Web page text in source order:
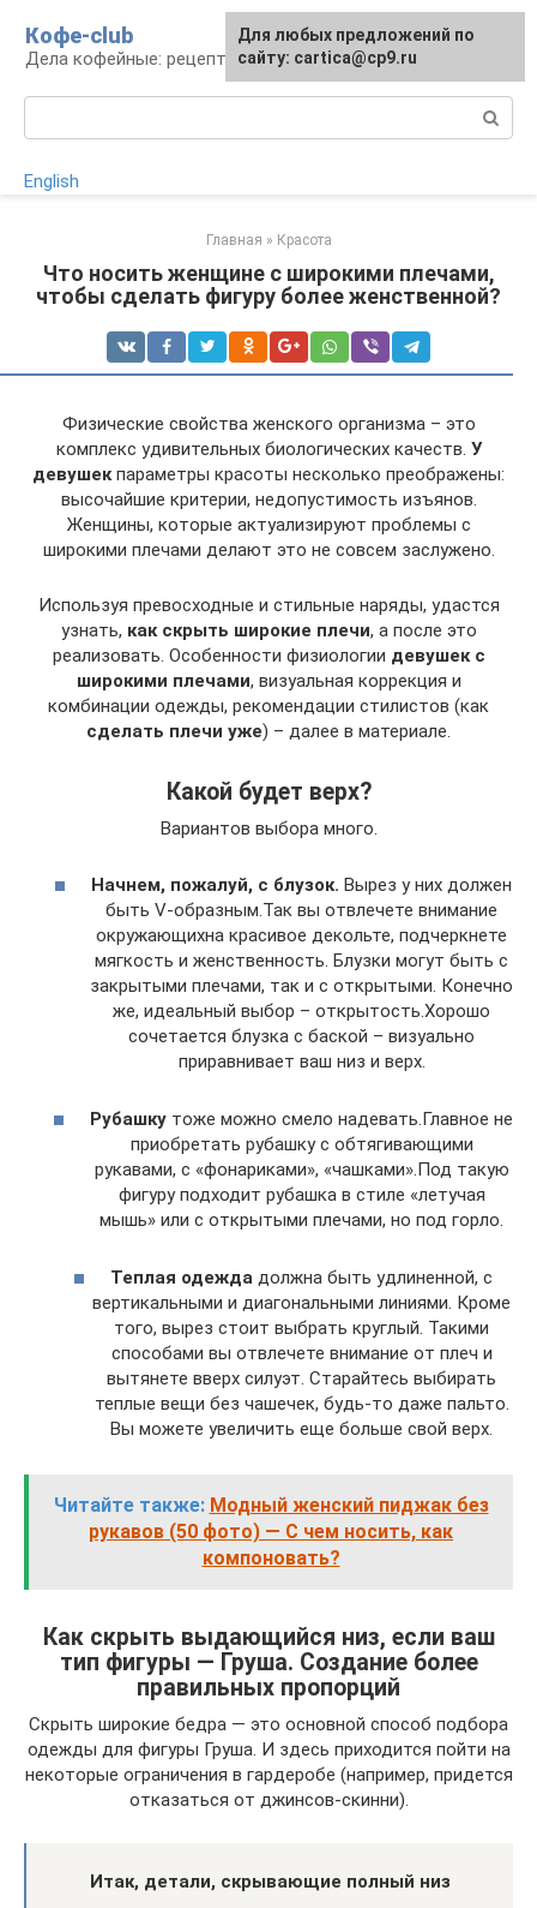
контенту
Кофе-club
Дела кофейные: рецепты и приготовление
English
Главная » Красота
Что носить женщине с широкими плечами,
чтобы сделать фигуру более женственной?
Физические свойства женского организма – это
комплекс удивительных биологических качеств. У
девушекпараметры красоты несколько преображены:
высочайшие критерии, недопустимость изъянов.
Женщины, которые актуализируют проблемы с
широкими плечами делают это не совсем заслужено.
Используя превосходные и стильные наряды, удастся
узнать, как скрыть широкие плечи, а после это
реализовать. Особенности физиологии девушек с
широкими плечами, визуальная коррекция и
комбинации одежды, рекомендации стилистов (как
сделать плечи уже) – далее в материале.
Какой будет верх?
Вариантов выбора много.
Начнем, пожалуй, с блузок. Вырез у них должен
быть V-образным.Так вы отвлечете внимание
окружающихна красивое декольте, подчеркнете
мягкость и женственность. Блузки могут быть с
закрытыми плечами, так и с открытыми. Конечно
же, идеальный выбор – открытость.Хорошо
сочетается блузка с баской – визуально
приравнивает ваш низ и верх.
Рубашку тоже можно смело надевать.Главное не
приобретать рубашку с обтягивающими
рукавами, с «фонариками», «чашками».Под такую
фигуру подходит рубашка в стиле «летучая
мышь» или с открытыми плечами, но под горло.
Теплая одежда должна быть удлиненной, с
вертикальными и диагональными линиями. Кроме
того, вырез стоит выбрать круглый. Такими
способами вы отвлечете внимание от плеч и
вытянете вверх силуэт. Старайтесь выбирать
теплые вещи без чашечек, будь-то даже пальто.
Вы можете увеличить еще больше свой верх.
Читайте также: Модный женский пиджак без
рукавов (50 фото) — С чем носить, как
компоновать?
Как скрыть выдающийся низ, если ваш
тип фигуры — Груша. Создание более
правильных пропорций
Скрыть широкие бедра — это основной способ подбора
одежды для фигуры Груша. И здесь приходится пойти на
некоторые ограничения в гардеробе (например, придется
отказаться от джинсов-скинни).
Итак, детали, скрывающие полный низ
Для любых предложений по
сайту: cartica@cp9.ru